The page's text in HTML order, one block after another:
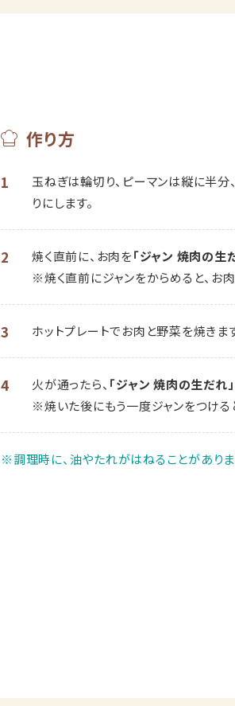
作り方
1
玉ねぎは輪切り、ピーマンは縦に半
りにします。
2 焼く直前に、お肉を「ジャン 焼肉の生
※焼く直前にジャンをからめると、お
3 ホットプレートでお肉と野菜を焼きま
4 火が通ったら、 「ジャン 焼肉の生だれ」
※焼いた後にもう一度ジャンをつける
※調理時に、油やたれがはねることがありま